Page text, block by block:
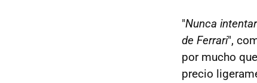
"Nunca
de Ferrari",
por mucho
precio